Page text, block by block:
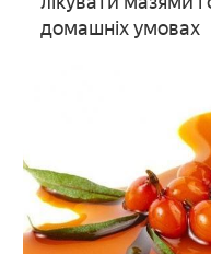
домашніх умовах